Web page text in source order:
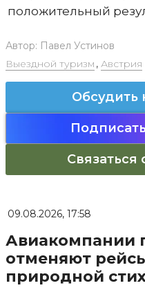
положительный
Автор: Павел Устинов
Выездной туризм , Австрия
Обсудить
Связаться
09.08.2026, 17:58
Авиакомпании
отменяют
природной